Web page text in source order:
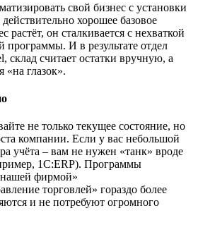
свой бизнес с установки
хорошее базовое
растёт, он сталкивается с нехваткой
программы. И в результате отдел
склад считает остатки вручную, а
«на глазок».
не только текущее состояние, но
компании. Если у вас небольшой
учёта – вам не нужен «танк» вроде
1С:ERP). Программы
фирмой»
торговлей» гораздо более
и не потребуют огромного